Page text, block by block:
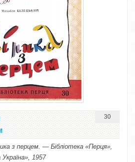
30
з перцем. — Бібліотека «Перця»,
1957